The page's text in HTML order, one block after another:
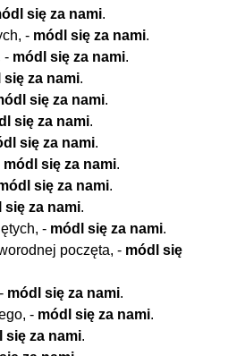
się za nami.
- módl się za nami.
- módl się za nami.
się za nami.
się za nami.
się za nami.
się za nami.
módl się za nami.
się za nami.
się za nami.
- módl się za nami.
poczęta, - módl się
módl się za nami.
- módl się za nami.
się za nami.